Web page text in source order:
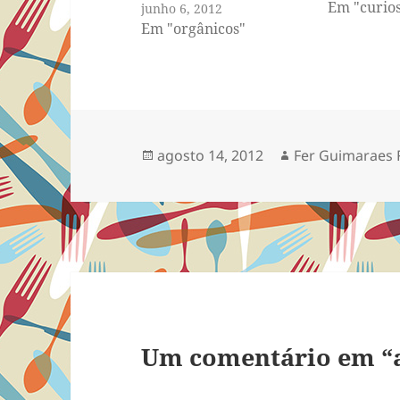
junho 6, 2012
Em "orgânicos"
Em
Publicado
agosto 14, 2012 Autor
Fer Guimaraes
Um comentário em